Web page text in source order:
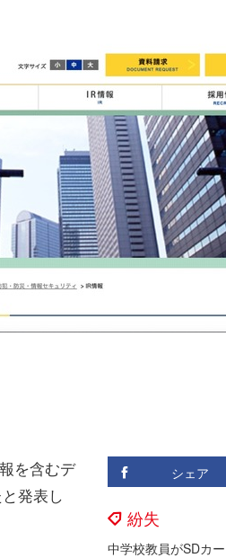
シェア
紛失
を含むデ
発表し